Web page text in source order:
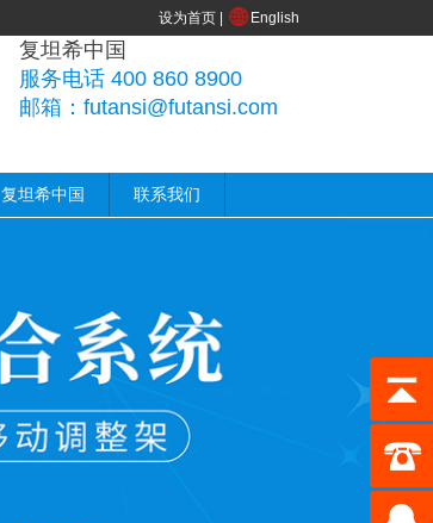
设为首页 English
复坦希中国
服务电话 400 860 8900
邮箱：futansi@futansi.com
复坦希中国 联系我们